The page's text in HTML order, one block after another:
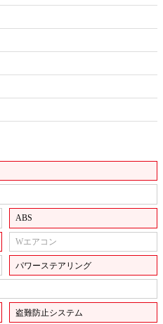
ABS
Wエアコン
パワーステアリング
盗難防止システム